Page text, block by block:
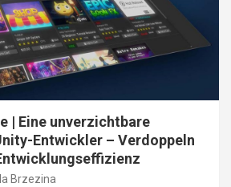
| Eine unverzichtbare
Entwickler – Verdoppeln
Brzezina